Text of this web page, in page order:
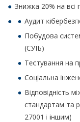
Знижка 20% на всі
Аудит
Побудова
(СУІБ)
Тестування на
Соціальна
Відповідність
стандартам та
27001 і іншим)